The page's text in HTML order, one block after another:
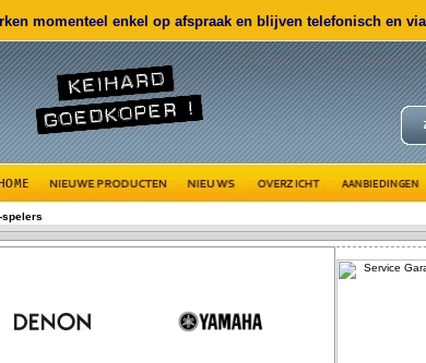
momenteel enkel op afspraak en blijven telefonisch en
spelers